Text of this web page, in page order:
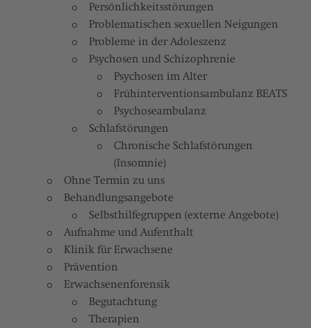
Persönlichkeitsstörungen
Problematischen sexuellen Neigungen
Probleme in der Adoleszenz
Psychosen und Schizophrenie
Psychosen im Alter
Frühinterventionsambulanz BEATS
Psychoseambulanz
Schlafstörungen
Chronische Schlafstörungen
(Insomnie)
Ohne Termin zu uns
Behandlungsangebote
Selbsthilfegruppen (externe Angebote)
Aufnahme und Aufenthalt
Klinik für Erwachsene
Prävention
Erwachsenenforensik
Begutachtung
Therapien